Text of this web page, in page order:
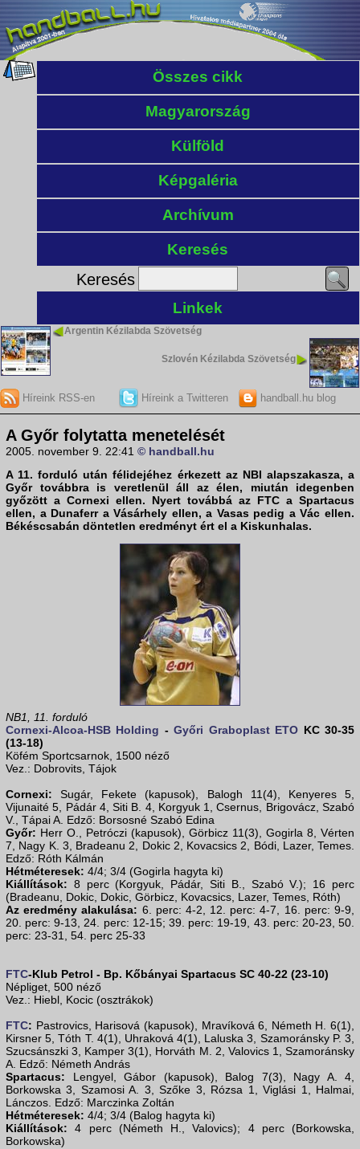
Összes cikk
Magyarország
Külföld
Képgaléria
Archívum
Keresés
Keresés
Linkek
Argentin Kézilabda Szövetség
Szlovén Kézilabda Szövetség
Híreink RSS-en Híreink a Twitteren handball.hu blog
A Győr folytatta menetelését
2005. november 9. 22:41 © handball.hu
A 11. forduló után félidejéhez érkezett az NBI alapszakasza, a
Győrtovábbra is veretlenül áll az élen, miután idegenben
győzött a Cornexi ellen. Nyert továbbá az FTC a Spartacus
ellen, a DunaferraVásárhely ellen, a Vasas pedig aVác ellen.
Békéscsabán döntetlen eredményt ért el a Kiskunhalas.
NB1, 11. forduló
Cornexi-Alcoa-HSB Holding -Győri Graboplast ETO KC 30-35
(13-18)
Köfém Sportcsarnok, 1500 néző
Vez.: Dobrovits, Tájok
Cornexi: Sugár, Fekete (kapusok), Balogh 11(4), Kenyeres 5,
Vijunaité 5, Pádár 4, Siti B. 4, Korgyuk 1, Csernus, Brigovácz, Szabó
V., Tápai A. Edző: Borsosné Szabó Edina
Győr: Herr O., Petróczi (kapusok), Görbicz 11(3), Gogirla 8, Vérten
7, Nagy K. 3, Bradeanu 2, Dokic 2, Kovacsics 2, Bódi, Lazer, Temes.
Edző: Róth Kálmán
Hétméteresek: 4/4; 3/4 (Gogirla hagyta ki)
Kiállítások: 8 perc (Korgyuk, Pádár, Siti B., Szabó V.); 16 perc
(Bradeanu, Dokic, Dokic, Görbicz, Kovacsics, Lazer, Temes, Róth)
Az eredmény alakulása: 6. perc: 4-2, 12. perc: 4-7, 16. perc: 9-9,
20. perc: 9-13, 24. perc: 12-15; 39. perc: 19-19, 43. perc: 20-23, 50.
perc: 23-31, 54. perc 25-33
FTC-Klub Petrol - Bp. Kőbányai Spartacus SC 40-22 (23-10)
Népliget, 500 néző
Vez.: Hiebl, Kocic (osztrákok)
FTC: Pastrovics, Harisová (kapusok), Mravíková 6, Németh H. 6(1),
Kirsner 5, Tóth T. 4(1), Uhraková 4(1), Laluska 3, Szamoránsky P. 3,
Szucsánszki 3, Kamper 3(1), Horváth M. 2, Valovics 1, Szamoránsky
A. Edző: Németh András
Spartacus: Lengyel, Gábor (kapusok), Balog 7(3), Nagy A. 4,
Borkowska 3, Szamosi A. 3, Szőke 3, Rózsa 1, Viglási 1, Halmai,
Lánczos. Edző: Marczinka Zoltán
Hétméteresek: 4/4; 3/4 (Balog hagyta ki)
Kiállítások: 4 perc (Németh H., Valovics); 4 perc (Borkowska,
Borkowska)